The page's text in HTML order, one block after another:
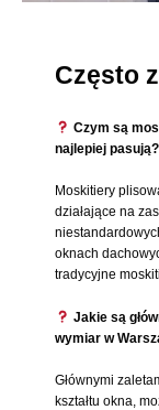
Często
Czym są
najlepiej pasują?
Moskitiery
działające na
oknach
tradycyjne
Jakie są
wymiar w
Głównymi
kształtu okna,